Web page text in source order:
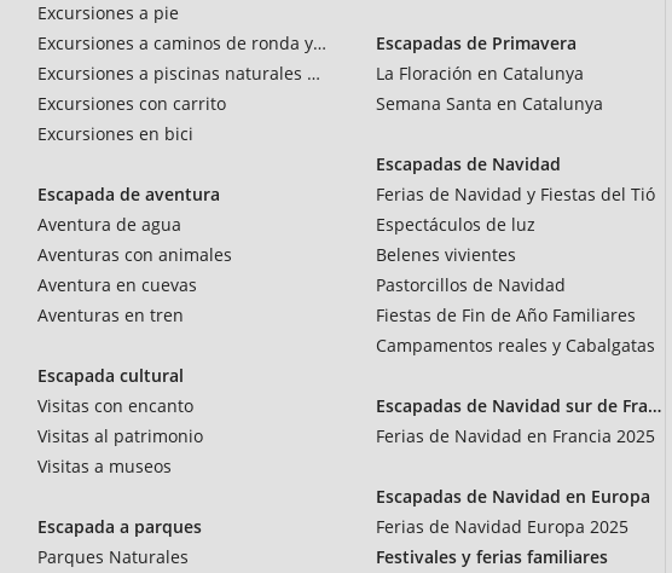
Excursiones a pie
Excursiones a caminos de ronda y vías verdes
Excursiones a piscinas naturales y rios
Excursiones con carrito
Excursiones en bici
Escapada de aventura
Aventura de agua
Aventuras con animales
Aventura en cuevas
Aventuras en tren
Escapada cultural
Visitas con encanto
Visitas al patrimonio
Visitas a museos
Escapada a parques
Parques Naturales
Escapadas de Primavera
La Floración en Catalunya
Semana Santa en Catalunya
Escapadas de Navidad
Ferias de Navidad y Fiestas del Tió
Espectáculos de luz
Belenes vivientes
Pastorcillos de Navidad
Fiestas de Fin de Año Familiares
Campamentos reales y Cabalgatas
Escapadas de Navidad sur de Francia
Ferias de Navidad en Francia 2025
Escapadas de Navidad en Europa
Ferias de Navidad Europa 2025
Festivales y ferias familiares